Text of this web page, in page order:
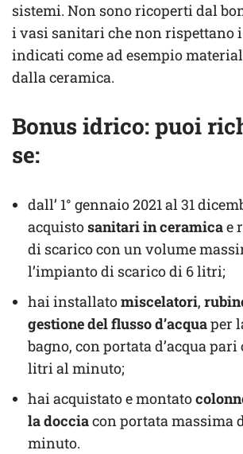
sistemi. Non sono ricoperti dal
i vasi sanitari che non rispettano
indicati come ad esempio
dalla ceramica.
Bonus idrico: puoi
se:
dall’ 1° gennaio 2021 al 31
acquistosanitari in ceramicae
di scarico con un volume
l’impianto di scarico di 6 litri;
hai installatomiscelatori,
gestione del flusso d’acquaper
bagno, con portata d’acqua
litri al minuto;
hai acquistato e montato
la docciacon portata massima
minuto.